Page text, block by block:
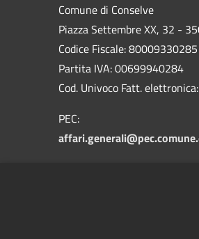
Comune di Conselve
Piazza Settembre XX, 32 -
Codice Fiscale: 80009330285
Partita IVA: 00699940284
Cod. Univoco Fatt.
PEC: